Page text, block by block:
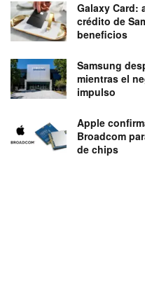
Galaxy Card:
crédito de
beneficios
Samsung
mientras el
impulso
Apple
Broadcom
de chips